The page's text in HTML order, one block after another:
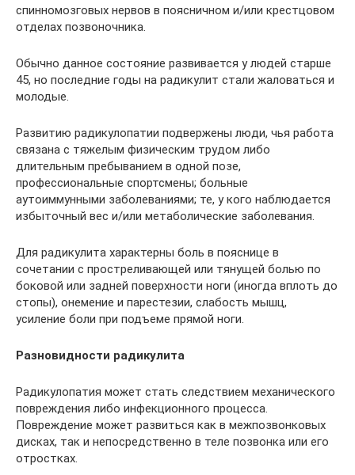
спинномозговых нервов в поясничном и/или крестцовом
отделах позвоночника.
Обычно данное состояние развивается у людей старше
45, но последние годы на радикулит стали жаловаться и
молодые.
Развитию радикулопатии подвержены люди, чья работа
связана с тяжелым физическим трудом либо
длительным пребыванием в одной позе,
профессиональные спортсмены; больные
аутоиммунными заболеваниями; те, у кого наблюдается
избыточный вес и/или метаболические заболевания.
Для радикулита характерны боль в пояснице в
сочетании с простреливающей или тянущей болью по
боковой или задней поверхности ноги (иногда вплоть до
стопы), онемение и парестезии, слабость мышц,
усиление боли при подъеме прямой ноги.
Разновидности радикулита
Радикулопатия может стать следствием механического
повреждения либо инфекционного процесса.
Повреждение может развиться как в межпозвонковых
дисках, так и непосредственно в теле позвонка или его
отростках.